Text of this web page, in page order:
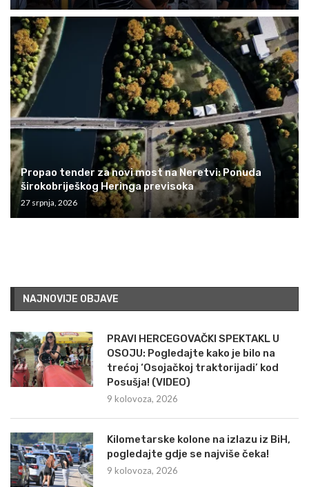
Propao tender za novi most na Neretvi: Ponuda
širokobriješkog Heringa previsoka
27 srpnja, 2026
NAJNOVIJE OBJAVE
PRAVI HERCEGOVAČKI SPEKTAKL U
OSOJU: Pogledajte kako je bilo na
trećoj ‘Osojačkoj traktorijadi’ kod
Posušja! (VIDEO)
9 kolovoza, 2026
Kilometarske kolone na izlazu iz BiH,
pogledajte gdje se najviše čeka!
9 kolovoza, 2026